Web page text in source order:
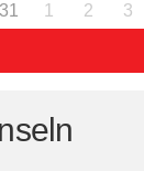
31 1 2 3